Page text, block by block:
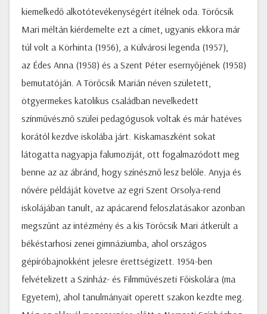
kiemelkedő alkotótevékenységért ítélnek oda. Törőcsik
Mari méltán kiérdemelte ezt a címet, ugyanis ekkora már
túl volt a Körhinta (1956), a Külvárosi legenda (1957),
az Édes Anna (1958) és a Szent Péter esernyőjének (1958)
bemutatóján. A Törőcsik Marián néven született,
ötgyermekes katolikus családban nevelkedett
színművésznő szülei pedagógusok voltak és már hatéves
korától kezdve iskolába járt. Kiskamaszként sokat
látogatta nagyapja falumoziját, ott fogalmazódott meg
benne az az ábránd, hogy színésznő lesz belőle. Anyja és
nővére példáját követve az egri Szent Orsolya-rend
iskolájában tanult, az apácarend feloszlatásakor azonban
megszűnt az intézmény és a kis Törőcsik Mari átkerült a
békéstarhosi zenei gimnáziumba, ahol országos
gépíróbajnokként jelesre érettségizett. 1954-ben
felvételizett a Színház- és Filmművészeti Főiskolára (ma
Egyetem), ahol tanulmányait operett szakon kezdte meg.